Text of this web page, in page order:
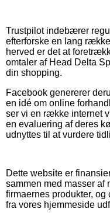
Trustpilot indebærer
efterforske en lang
herved er det at
omtaler af Head Delta
din shopping.
Facebook genererer
en idé om online
ser vi en række internet
en evaluering af deres
udnyttes til at vurdere
Dette website er
sammen med masser af
firmaernes produkter,
fra vores hjemmeside